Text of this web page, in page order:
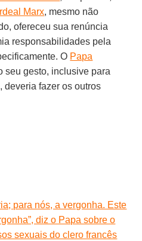
Marx, mesmo não
ofereceu sua renúncia
responsabilidades pela
O Papa
seu gesto, inclusive para
deveria fazer os outros
para nós, a vergonha. Este
diz o Papa sobre o
sexuais do clero francês